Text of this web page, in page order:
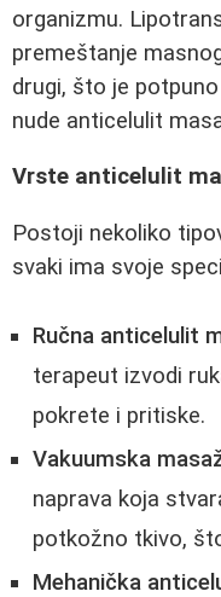
organizmu.
premeštanje
drugi, što je
nude anticelulit
Vrste anticelulit
Postoji nekoliko
svaki ima svoje
Ručna anticelulit
terapeut izvodi
pokrete i pritiske.
Vakuumska
naprava koja
potkožno tkivo,
Mehanička